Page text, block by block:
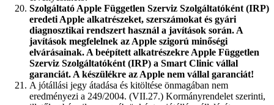
Szolgáltató Apple Független Szerviz Szolgáltatóként (IRP)
eredeti Apple alkatrészeket, szerszámokat és gyári
diagnosztikai rendszert használ a javítások során. A
javítások megfelelnek az Apple szigorú minőségi
elvárásainak. A beépített alkatrészekre Apple Független
Szerviz Szolgáltatóként (IRP) a Smart Clinic vállal
garanciát. A készülékre az Apple nem vállal garanciát!
A jótállási jegy átadása és kitöltése önmagában nem
eredményezi a 249/2004. (VII.27.) Kormányrendelet szerinti,